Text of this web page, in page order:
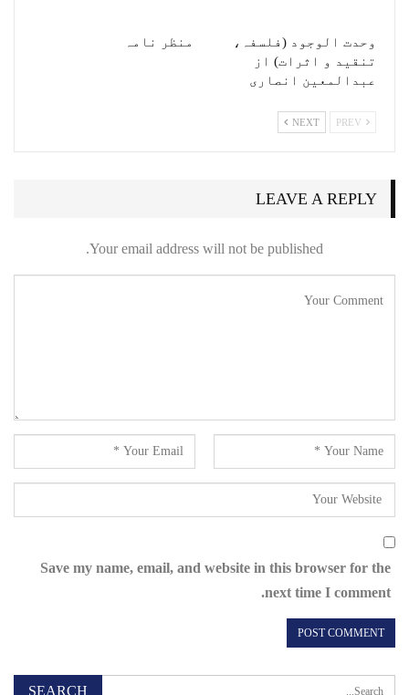
وحدت الوجود (فلسفہ،
تنقید و اثرات) از
عبدالمعین انصاری
منظر نامہ
NEXT
LEAVE A REPLY
Your email address will not be published.
Save my name, email, and website in this browser for the
next time I comment.